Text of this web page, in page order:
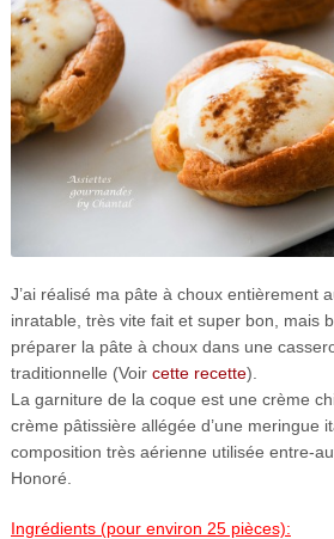
J’ai réalisé ma pâte à choux entièrement
inratable, très vite fait et super bon, mais
préparer la pâte à choux dans une
traditionnelle (Voir cette recette).
La garniture de la coque est une crème
crème pâtissière allégée d’une meringue
composition très aérienne utilisée entre-
Honoré.
Ingrédients (pour environ 25 pièces):